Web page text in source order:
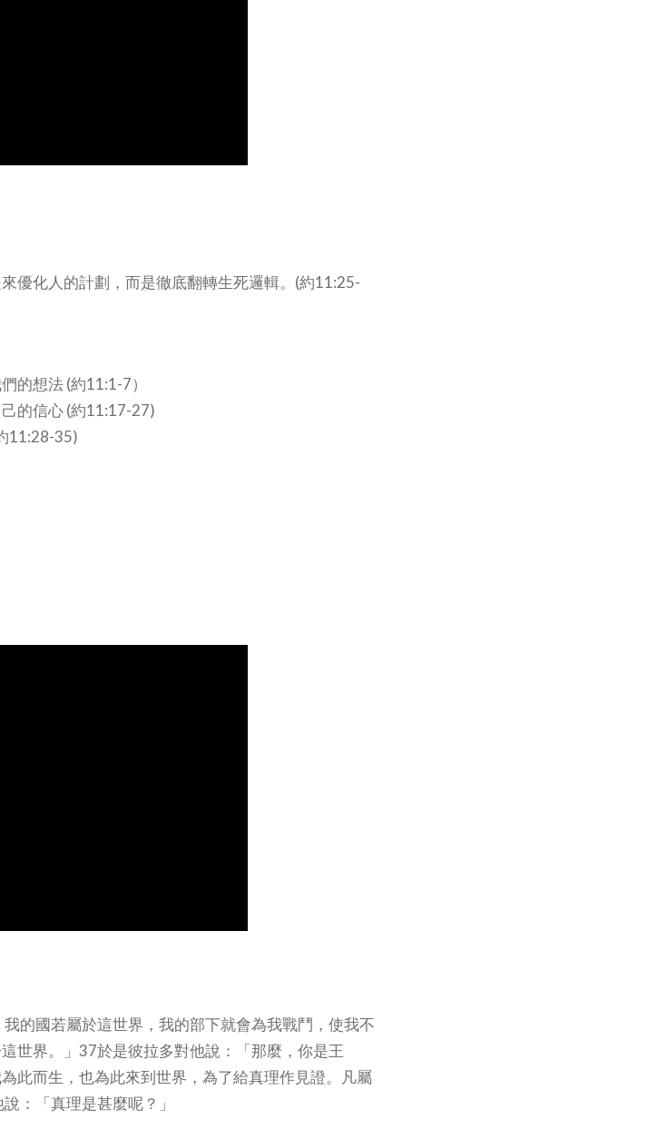
優化人的計劃，而是徹底翻轉生死邏輯。(約11:25-
的想法 (約11:1-7）
的信心 (約11:17-27)
11:28-35)
的國若屬於這世界，我的部下就會為我戰鬥，使我不
世界。」37於是彼拉多對他說：「那麼，你是王
此而生，也為此來到世界，為了給真理作見證。凡屬
：「真理是甚麼呢？」